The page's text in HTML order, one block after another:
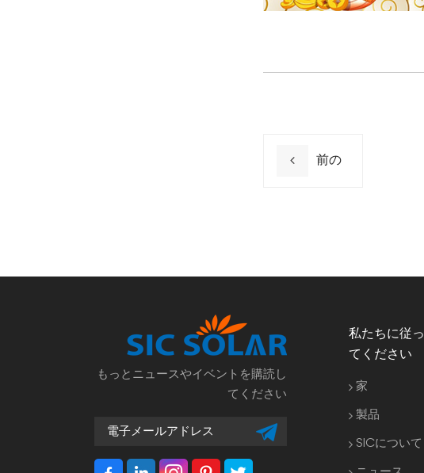
前の
もっとニュースやイベントを購読し
てください
私たちに従っ
てください
家
製品
SICについて